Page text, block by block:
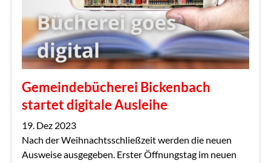
Gemeindebücherei Bickenbach
startet digitale Ausleihe
19. Dez 2023
Nach der Weihnachtsschließzeit werden die neuen
Ausweise ausgegeben. Erster Öffnungstag im neuen